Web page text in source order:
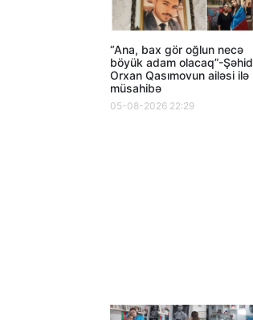
“Ana, bax gör oğlun necə
böyük adam olacaq”-Şəhid
Orxan Qasımovun ailəsi ilə
müsahibə
05-08-2026 22:29